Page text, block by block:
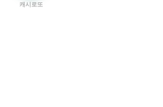
캐시로또